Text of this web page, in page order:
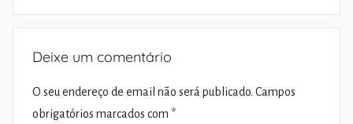
Deixe um comentário
O seu endereço de email não será publicado. Campos
obrigatórios marcados com *